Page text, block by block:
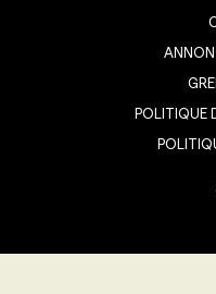
POLITIQUE